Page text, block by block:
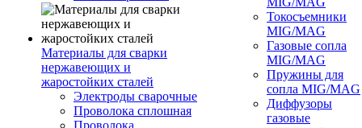
Материалы для сварки
нержавеющих и
жаростойких сталей
Электроды сварочные
Проволока сплошная
Проволока
Токосъемники
MIG/MAG
Газовые сопла
MIG/MAG
Пружины для
сопла MIG/MAG
Диффузоры
газовые